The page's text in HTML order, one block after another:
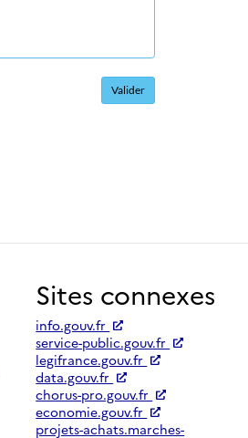
Sites connexes
info.gouv.fr
service-public.gouv.fr
legifrance.gouv.fr
data.gouv.fr
chorus-pro.gouv.fr
economie.gouv.fr
projets-achats.marches-